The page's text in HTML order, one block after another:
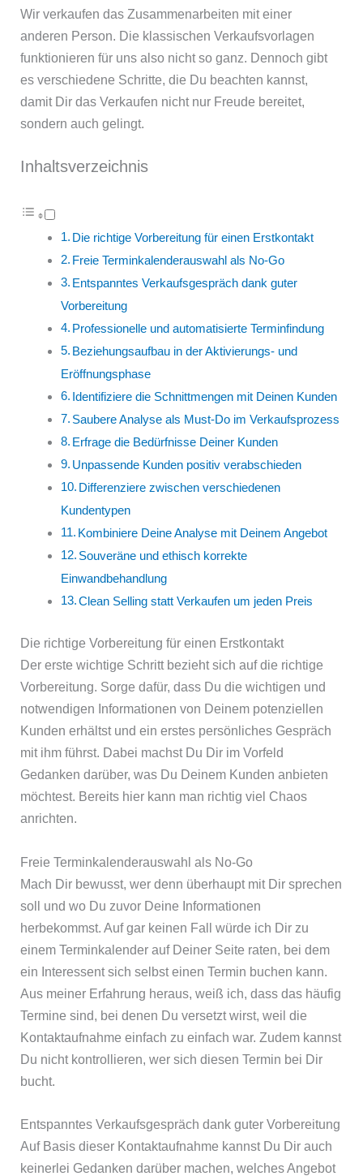
Wir verkaufen das Zusammenarbeiten mit einer
anderen Person. Die klassischen Verkaufsvorlagen
funktionieren für uns also nicht so ganz. Dennoch gibt
es verschiedene Schritte, die Du beachten kannst,
damit Dir das Verkaufen nicht nur Freude bereitet,
sondern auch gelingt.
Inhaltsverzeichnis
Die richtige Vorbereitung für einen Erstkontakt
Freie Terminkalenderauswahl als No-Go
Entspanntes Verkaufsgespräch dank guter
Vorbereitung
Professionelle und automatisierte Terminfindung
Beziehungsaufbau in der Aktivierungs- und
Eröffnungsphase
Identifiziere die Schnittmengen mit Deinen Kunden
Saubere Analyse als Must-Do im Verkaufsprozess
Erfrage die Bedürfnisse Deiner Kunden
Unpassende Kunden positiv verabschieden
Differenziere zwischen verschiedenen
Kundentypen
Kombiniere Deine Analyse mit Deinem Angebot
Souveräne und ethisch korrekte
Einwandbehandlung
Clean Selling statt Verkaufen um jeden Preis
Die richtige Vorbereitung für einen Erstkontakt
Der erste wichtige Schritt bezieht sich auf die richtige
Vorbereitung. Sorge dafür, dass Du die wichtigen und
notwendigen Informationen von Deinem potenziellen
Kunden erhältst und ein erstes persönliches Gespräch
mit ihm führst. Dabei machst Du Dir im Vorfeld
Gedanken darüber, was Du Deinem Kunden anbieten
möchtest. Bereits hier kann man richtig viel Chaos
anrichten.
Freie Terminkalenderauswahl als No-Go
Mach Dir bewusst, wer denn überhaupt mit Dir sprechen
soll und wo Du zuvor Deine Informationen
herbekommst. Auf gar keinen Fall würde ich Dir zu
einem Terminkalender auf Deiner Seite raten, bei dem
ein Interessent sich selbst einen Termin buchen kann.
Aus meiner Erfahrung heraus, weiß ich, dass das häufig
Termine sind, bei denen Du versetzt wirst, weil die
Kontaktaufnahme einfach zu einfach war. Zudem kannst
Du nicht kontrollieren, wer sich diesen Termin bei Dir
bucht.
Entspanntes Verkaufsgespräch dank guter Vorbereitung
Auf Basis dieser Kontaktaufnahme kannst Du Dir auch
keinerlei Gedanken darüber machen, welches Angebot